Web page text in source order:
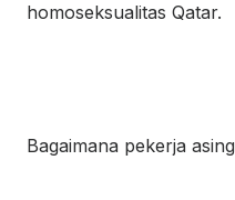
homoseksualitas Qatar.
Bagaimana pekerja